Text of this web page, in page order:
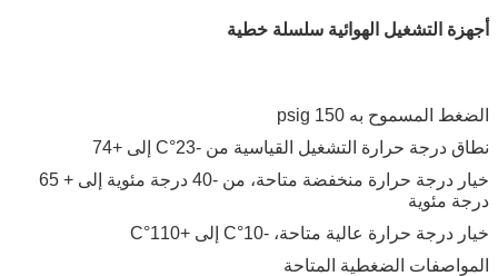
أجهزة التشغيل الهوائية سلسلة خطية
الضغط المسموح به 150 psig
نطاق درجة حرارة التشغيل القياسية من -23°C إلى +74
خيار درجة حرارة منخفضة متاحة، من -40 درجة مئوية إلى + 65
درجة مئوية
خيار درجة حرارة عالية متاحة، -10°C إلى +110°C
المواصفات الضغطية المتاحة